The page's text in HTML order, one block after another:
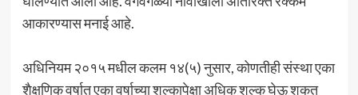
आकारण्यास मनाई आहे.
अधिनियम २०१५ मधील कलम १४(५) नुसार, कोणतीही संस्था एका
शैक्षणिक वर्षात एका वर्षाच्या शुल्कापेक्षा अधिक शुल्क घेऊ शकत